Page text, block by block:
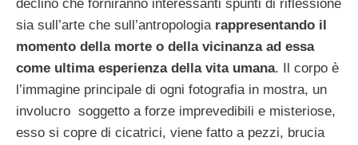
declino che forniranno interessanti spunti di riflessione
sia sull’arte che sull’antropologia rappresentando il
momento della morte o della vicinanza ad essa
come ultima esperienza della vita umana. Il corpo è
l’immagine principale di ogni fotografia in mostra, un
involucro soggetto a forze imprevedibili e misteriose,
esso si copre di cicatrici, viene fatto a pezzi, brucia